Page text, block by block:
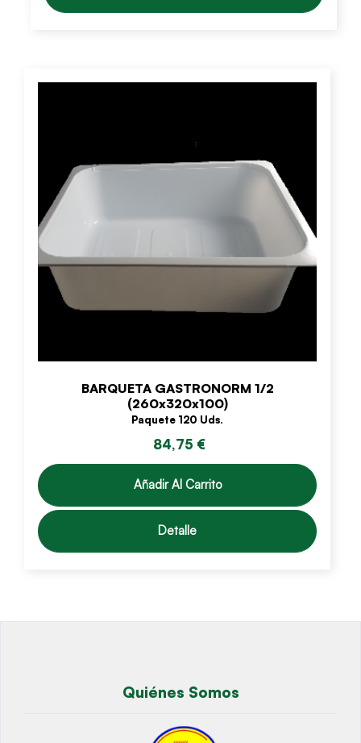
BARQUETA GASTRONORM 1/2
(260x320x100)
Paquete 120 Uds.
84,75 €
Añadir Al Carrito
Detalle
Quiénes Somos